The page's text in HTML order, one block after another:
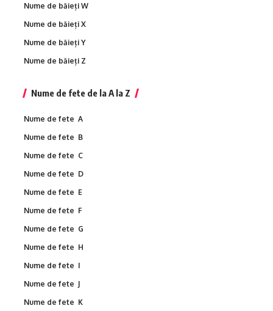
Nume de băieți W
Nume de băieți X
Nume de băieți Y
Nume de băieți Z
Nume de fete de la A la Z
Nume de fete A
Nume de fete B
Nume de fete C
Nume de fete D
Nume de fete E
Nume de fete F
Nume de fete G
Nume de fete H
Nume de fete I
Nume de fete J
Nume de fete K